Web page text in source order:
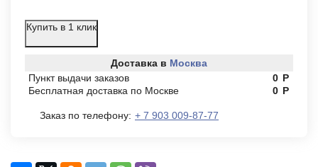
Купить в 1 клик
Доставка в Москва
Пункт выдачи заказов
0 Р
Бесплатная доставка по Москве
0 Р
Заказ по телефону: + 7 903 009-87-77